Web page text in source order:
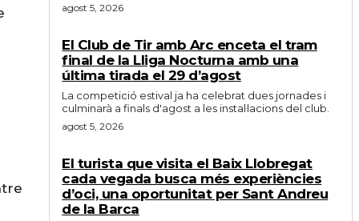
agost 5, 2026
El Club de Tir amb Arc enceta el tram
final de la Lliga Nocturna amb una
última tirada el 29 d’agost
La competició estival ja ha celebrat dues jornades i
culminarà a finals d'agost a les instal·lacions del club.
agost 5, 2026
El turista que visita el Baix Llobregat
cada vegada busca més experiències
d’oci, una oportunitat per Sant Andreu
de la Barca